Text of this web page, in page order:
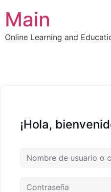
Main
Online Learning and
¡Hola,